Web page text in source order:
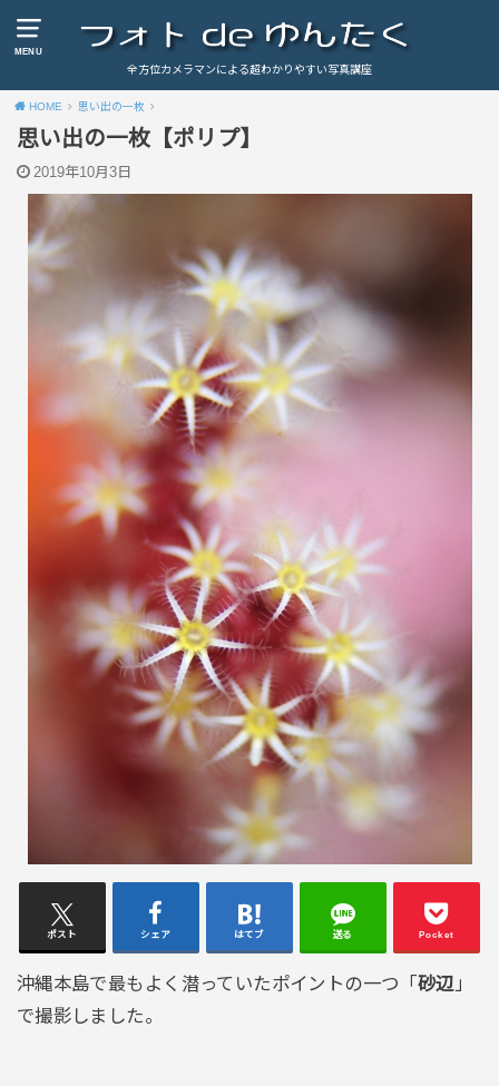
MENU
全方位カメラマンによる超わかりやすい写真講座
HOME 思い出の一枚
思い出の一枚【ポリプ】
2019年10月3日
ポスト シェア はてブ 送る Pocket
沖縄本島で最もよく潜っていたポイントの一つ「砂辺 」
で撮影しました。